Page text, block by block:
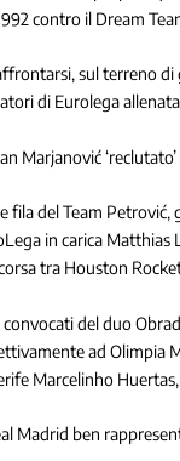
contro il Dream
sul terreno di
di Eurolega
Marjanović
fila del Team
in carica Matthias
tra Houston
convocati del duo
ad Olimpia
Marcelinho
Madrid ben